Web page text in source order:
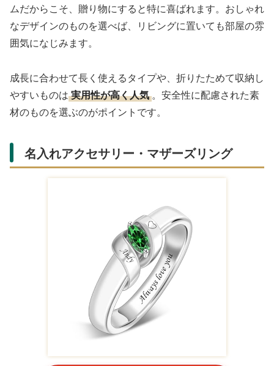
ムだからこそ、贈り物にすると特に喜ばれます。おしゃれ
なデザインのものを選べば、リビングに置いても部屋の雰
囲気になじみます。
成長に合わせて長く使えるタイプや、折りたためて収納し
やすいものは 実用性が高く人気 。安全性に配慮された素
材のものを選ぶのがポイントです。
名入れアクセサリー・マザーズリング